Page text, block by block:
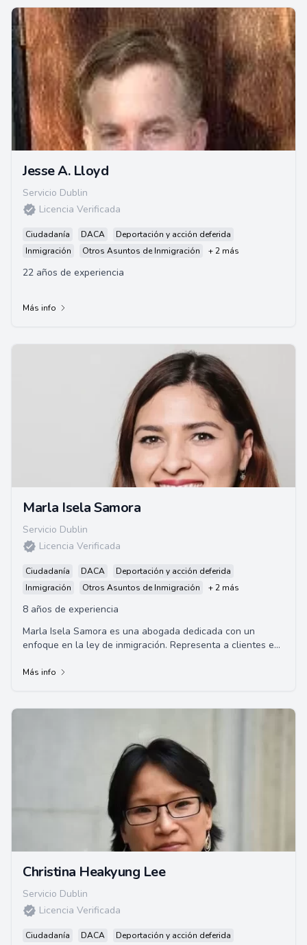
Jesse A. Lloyd
Servicio Dublin
Licencia Verificada
Ciudadanía DACA
Deportación y acción deferida
Inmigración
Otros Asuntos de Inmigración + 2 más
22 años de experiencia
Más info
Marla Isela Samora
Servicio Dublin
Licencia Verificada
Ciudadanía DACA
Deportación y acción deferida
Inmigración
Otros Asuntos de Inmigración + 2 más
8 años de experiencia
Marla Isela Samora es una abogada dedicada con un
enfoque en la ley de inmigración. Representa a clientes en
Más info
Christina Heakyung Lee
Servicio Dublin
Licencia Verificada
Ciudadanía DACA
Deportación y acción deferida